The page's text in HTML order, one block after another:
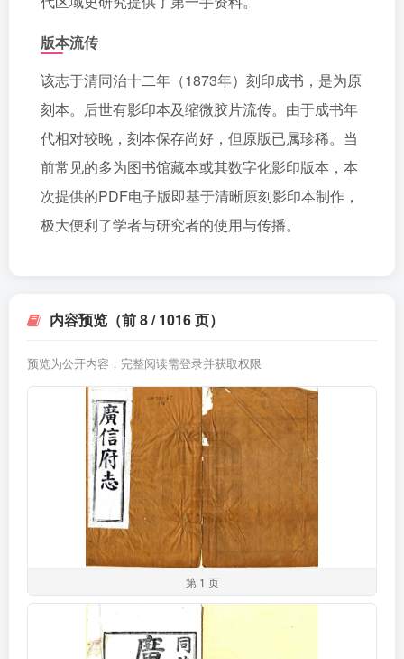
版本流传
该志于清同治十二年（1873年）刻印成书，是为原
刻本。后世有影印本及缩微胶片流传。由于成书年
代相对较晚，刻本保存尚好，但原版已属珍稀。当
前常见的多为图书馆藏本或其数字化影印版本，本
次提供的PDF电子版即基于清晰原刻影印本制作，
极大便利了学者与研究者的使用与传播。
内容预览（前 8 / 1016 页）
预览为公开内容，完整阅读需登录并获取权限
第 1 页